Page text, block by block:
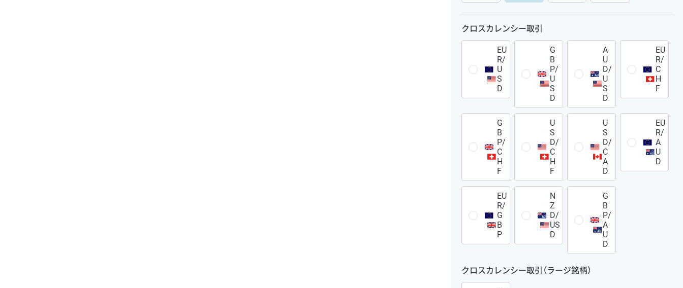
クロスカレンシー取引
EU
R/
U
S
D
G
B
P/
U
S
D
A
U
D/
U
S
D
EU
R/
C
H
F
G
B
P/
C
H
F
U
S
D/
C
H
F
U
S
D/
C
A
D
EU
R/
A
U
D
EU
R/
G
B
P
N
Z
D/
US
D
G
B
P/
A
U
D
クロスカレンシー取引（ラージ銘柄）